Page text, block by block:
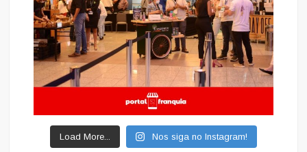
Load More... Nos siga no Instagram!